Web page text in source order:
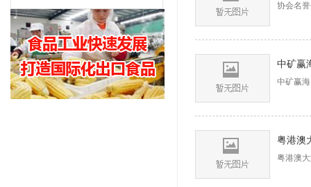
协会名
中矿赢
粤港澳